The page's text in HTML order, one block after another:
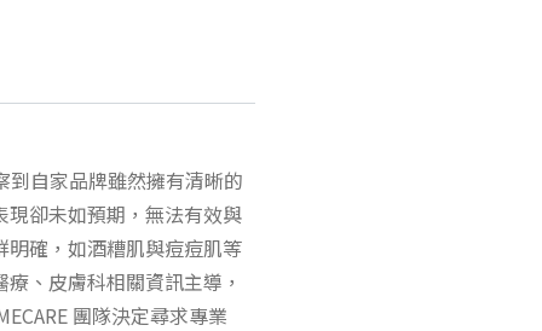
到自家品牌雖然擁有清晰的
卻未如預期，無法有效與
確，如酒糟肌與痘痘肌等
、皮膚科相關資訊主導，
團隊決定尋求專業